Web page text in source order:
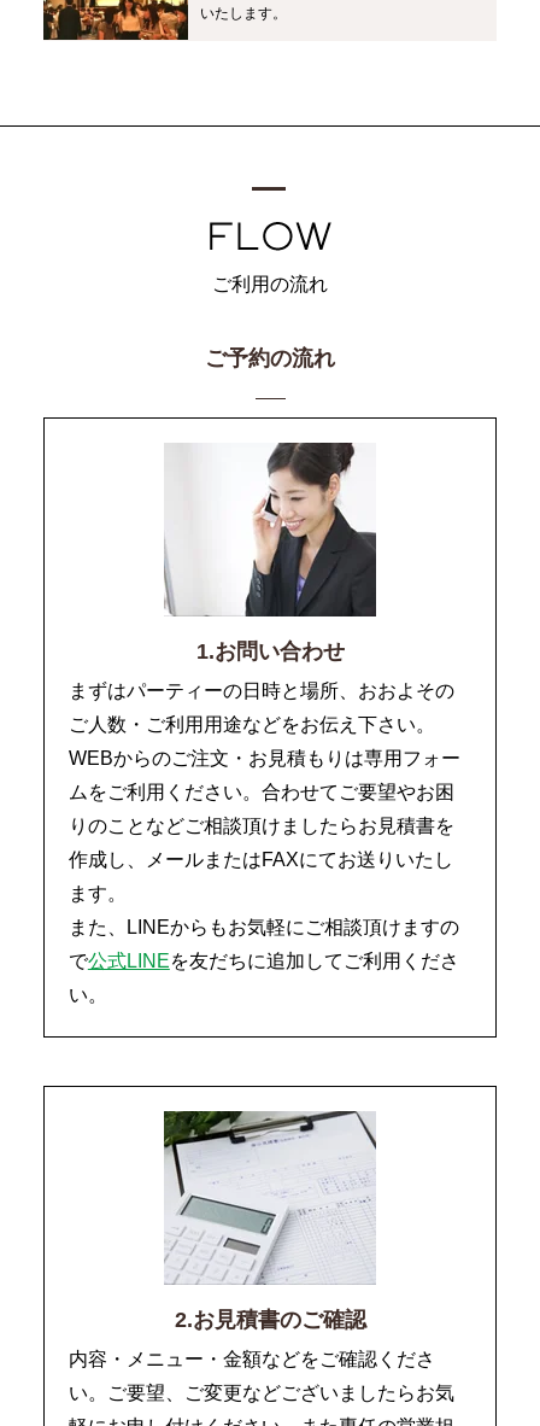
いたします。
ご利用の流れ
ご予約の流れ
1.お問い合わせ
まずはパーティーの日時と場所、おおよその
ご人数・ご利用用途などをお伝え下さい。
WEBからのご注文・お見積もりは専用フォー
ムをご利用ください。合わせてご要望やお困
りのことなどご相談頂けましたらお見積書を
作成し、メールまたはFAXにてお送りいたし
ます。
また、LINEからもお気軽にご相談頂けますの
で公式LINEを友だちに追加してご利用くださ
い。
2.お見積書のご確認
内容・メニュー・金額などをご確認くださ
い。ご要望、ご変更などございましたらお気